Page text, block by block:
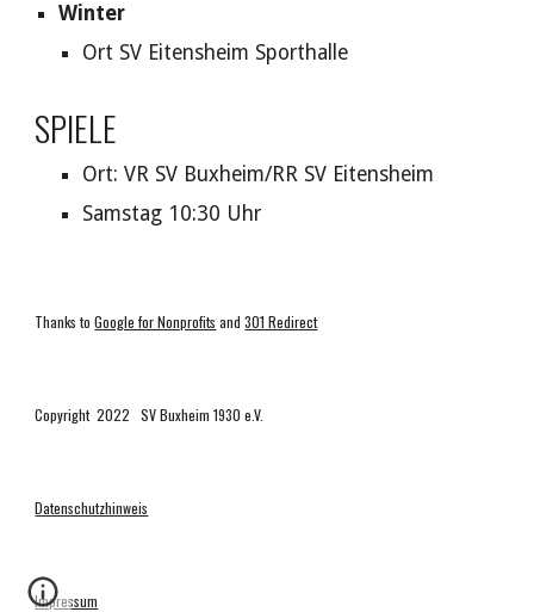
Winter
Ort SV Eitensheim Sporthalle
SPIELE
Ort: VR SV Buxheim/RR SV Eitensheim
Samstag 10:30 Uhr
Thanks toGoogle for Nonprofits and301 Redirect
Copyright 2022 SV Buxheim 1930 e.V.
Datenschutzhinweis
Impressum